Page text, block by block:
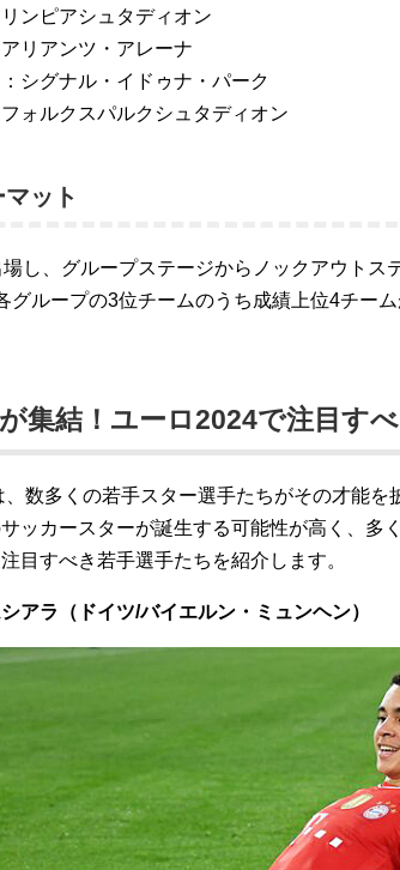
ンピアシュタディオン
リアンツ・アレーナ
シグナル・イドゥナ・パーク
ォルクスパルクシュタディオン
ット
し、グループステージからノックアウトス
グループの3位チームのうち成績上位4チー
集結！ユーロ2024で注目す
数多くの若手スター選手たちがその才能を
ッカースターが誕生する可能性が高く、多
目すべき若手選手たちを紹介します。
アラ（ドイツ/バイエルン・ミュンヘン）